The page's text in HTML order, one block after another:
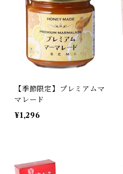
【季節限定】プレミアムマ
マレード
¥1,296